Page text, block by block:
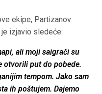
ekipe, Partizanov
je izjavio sledeće:
ali moji saigrači su
otvorili put do pobede.
tempom. Jako sam
ih poštujem. Dajemo